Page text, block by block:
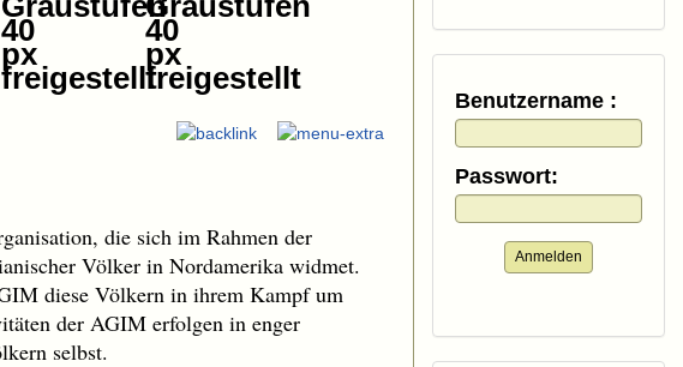
die sich im Rahmen der
Völker in Nordamerika widmet.
diese Völkern in ihrem Kampf um
der AGIM erfolgen in enger
selbst.
Benutzername :
Passwort:
Anmelden